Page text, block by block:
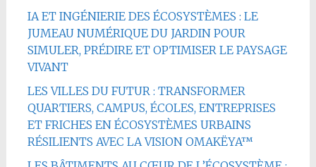
IA ET INGÉNIERIE DES ÉCOSYSTÈMES : LE
JUMEAU NUMÉRIQUE DU JARDIN POUR
SIMULER, PRÉDIRE ET OPTIMISER LE PAYSAGE
VIVANT
LES VILLES DU FUTUR : TRANSFORMER
QUARTIERS, CAMPUS, ÉCOLES, ENTREPRISES
ET FRICHES EN ÉCOSYSTÈMES URBAINS
RÉSILIENTS AVEC LA VISION OMAKËYA™